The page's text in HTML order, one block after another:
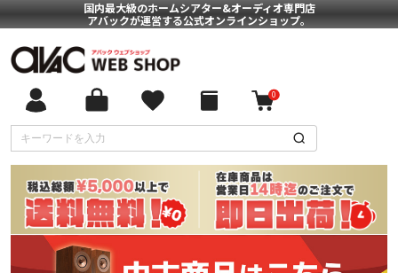
国内最大級のホームシアター&オーディオ専門店
アバックが運営する公式オンラインショップ。
0